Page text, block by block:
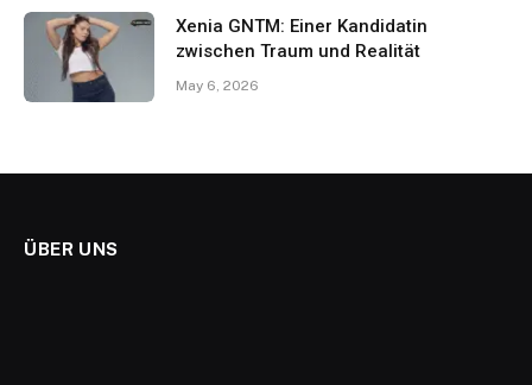
Xenia GNTM: Einer Kandidatin
zwischen Traum und Realität
May 6, 2026
ÜBER UNS